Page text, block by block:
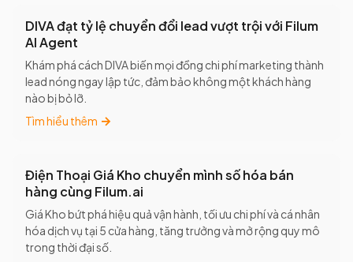
DIVA đạt tỷ lệ chuyển đổi lead vượt trội với Filum
AI Agent
Khám phá cách DIVA biến mọi đồng chi phí marketing thành
lead nóng ngay lập tức, đảm bảo không một khách hàng
nào bị bỏ lỡ.
Tìm hiểu thêm
Điện Thoại Giá Kho chuyển mình số hóa bán
hàng cùng Filum.ai
Giá Kho bứt phá hiệu quả vận hành, tối ưu chi phí và cá nhân
hóa dịch vụ tại 5 cửa hàng, tăng trưởng và mở rộng quy mô
trong thời đại số.